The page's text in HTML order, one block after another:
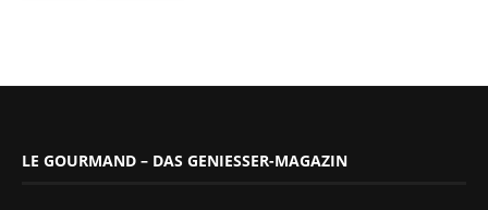
LE GOURMAND – DAS GENIESSER-MAGAZIN